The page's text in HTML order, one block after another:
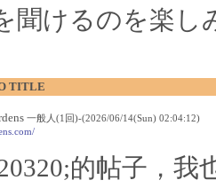
聞けるのを楽し
TITLE
一般人(1回)-(2026/06/14(Sun) 02:04:12)
的帖子，我